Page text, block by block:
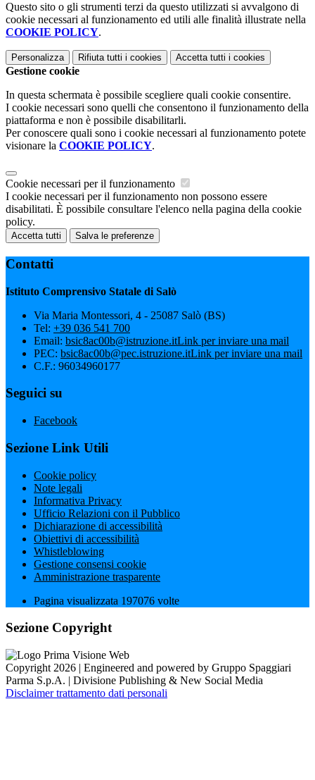
Questo sito o gli strumenti terzi da questo utilizzati si avvalgono di
cookie necessari al funzionamento ed utili alle finalità illustrate nella
COOKIE POLICY.
Personalizza Rifiuta tutti i cookies Accetta tutti i cookies
Gestione cookie
In questa schermata è possibile scegliere quali cookie consentire.
I cookie necessari sono quelli che consentono il funzionamento della
piattaforma e non è possibile disabilitarli.
Per conoscere quali sono i cookie necessari al funzionamento potete
visionare la COOKIE POLICY.
Cookie necessari per il funzionamento
I cookie necessari per il funzionamento non possono essere
disabilitati. È possibile consultare l'elenco nella pagina della cookie
policy.
Accetta tutti Salva le preferenze
Contatti
Istituto Comprensivo Statale di Salò
Via Maria Montessori, 4 - 25087 Salò (BS)
Tel: +39 036 541 700
Email: bsic8ac00b@istruzione.itLink per inviare una mail
PEC: bsic8ac00b@pec.istruzione.itLink per inviare una mail
C.F.: 96034960177
Seguici su
Facebook
Sezione Link Utili
Cookie policy
Note legali
Informativa Privacy
Ufficio Relazioni con il Pubblico
Dichiarazione di accessibilità
Obiettivi di accessibilità
Whistleblowing
Gestione consensi cookie
Amministrazione trasparente
Pagina visualizzata 197076 volte
Sezione Copyright
Copyright 2026 | Engineered and powered by Gruppo Spaggiari
Parma S.p.A. | Divisione Publishing & New Social Media
Disclaimer trattamento dati personali